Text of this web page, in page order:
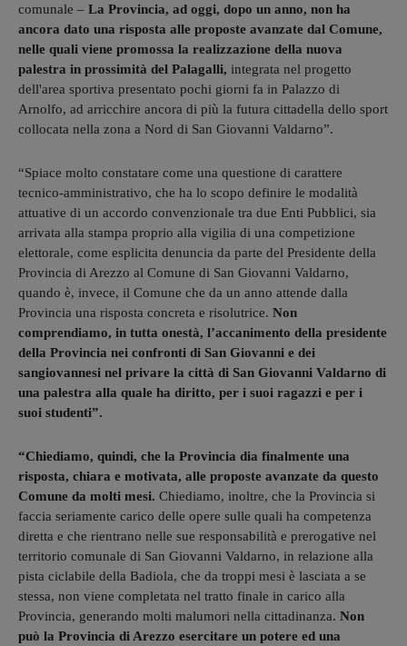
comunale – La Provincia, ad oggi, dopo un anno, non ha
ancora dato una risposta alle proposte avanzate dal Comune,
nelle quali viene promossa la realizzazione della nuova
palestra in prossimità del Palagalli, integrata nel progetto
dell'area sportiva presentato pochi giorni fa in Palazzo di
Arnolfo, ad arricchire ancora di più la futura cittadella dello sport
collocata nella zona a Nord di San Giovanni Valdarno”.
“Spiace molto constatare come una questione di carattere
tecnico-amministrativo, che ha lo scopo definire le modalità
attuative di un accordo convenzionale tra due Enti Pubblici, sia
arrivata alla stampa proprio alla vigilia di una competizione
elettorale, come esplicita denuncia da parte del Presidente della
Provincia di Arezzo al Comune di San Giovanni Valdarno,
quando è, invece, il Comune che da un anno attende dalla
Provincia una risposta concreta e risolutrice. Non
comprendiamo, in tutta onestà, l’accanimento della presidente
della Provincia nei confronti di San Giovanni e dei
sangiovannesi nel privare la città di San Giovanni Valdarno di
una palestra alla quale ha diritto, per i suoi ragazzi e per i
suoi studenti”.
“Chiediamo, quindi, che la Provincia dia finalmente una
risposta, chiara e motivata, alle proposte avanzate da questo
Comune da molti mesi. Chiediamo, inoltre, che la Provincia si
faccia seriamente carico delle opere sulle quali ha competenza
diretta e che rientrano nelle sue responsabilità e prerogative nel
territorio comunale di San Giovanni Valdarno, in relazione alla
pista ciclabile della Badiola, che da troppi mesi è lasciata a se
stessa, non viene completata nel tratto finale in carico alla
Provincia, generando molti malumori nella cittadinanza. Non
può la Provincia di Arezzo esercitare un potere ed una